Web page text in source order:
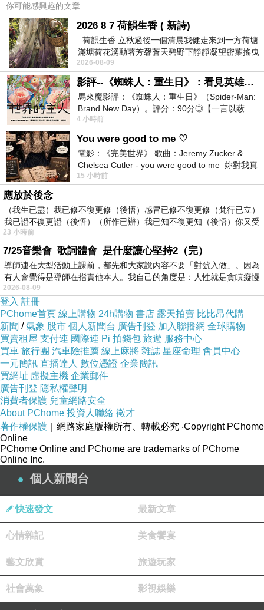
晚上也不會不舒服而難以入眠
太爽了
然後在老娘幾乎每天都去游泳池報到練習、喝
水、嗆到下
那三項自救能力終於考過了！！！！快哭了我
練到手還拐到 馬的．．．我覺得我快變倒三角
了
最近練蛙手練到手臂超酸
然後報paper在兩個禮拜密集的準備
像瘋子一樣,室友不在時就一直自己念ppt錄音計
時
在歡笑與同學們的問答中圓滿結束
現在就剩最後的游泳五十公尺和國考了
親愛的 加油
只要有心 沒什麼事情是辦不到的
好了 該去上那該死的電腦課了.... 現在月黑風高
陰雨綿綿
老娘卻得為了畢業去上電腦課
我最沒興趣的電腦課.....
幸好學校畢業門檻沒有考數學
不然我可能會完蛋
上一篇：快溺死的水母
下一篇：你怎麼一個人?
你可能感興趣的文章
2026 8 7 荷韻生香 ( 新詩)
荷韻生香 立秋過後一個清晨我健走來到一方荷塘
滿塘荷花湧動著芳馨蒼天碧野下靜靜凝望密葉搖曳
幽泉中復有蛙鳴嘓嘓水波裡搖曳
2026-08-09
影評--《蜘蛛人：重生日》：看見英雄的孤獨與重生
馬來魔影評：《蜘蛛人：重生日》（Spider-Man:
Brand New Day）。評分：90分◎【一言以蔽
之】：一個失去一切的英雄，學會放下孤獨、
4 小時前
You were good to me ♡
電影：《完美世界》 歌曲：Jeremy Zucker &
Chelsea Cutler - you were good to me 妳對我真
好 因
15 小時前
應放於後念
（我生已盡）我已修不復更修（後悟）感冒已修不復更修（梵行已立）
我已證不復更證（後悟）（所作已辦）我已知不復更知（後悟）你又受
23 小時前
7/25音樂會_歌詞體會_是什麼讓心堅持2（完）
導師連在大型活動上課前，都先和大家說內容不要「對號入做」。因為
有人會覺得是導師在指責他本人。我自己的角度是：人性就是貪瞋癡慢
2026-08-09
登入 註冊
PChome首頁 線上購物 24h購物 書店 露天拍賣 比比昂代購
新聞 /氣象 股市 個人新聞台 廣告刊登 加入聯播網 全球購物
買賣租屋 支付連 國際連 Pi 拍錢包 旅遊 服務中心
買車 旅行團 汽車險推薦 線上麻將 雜誌 星座命理 會員中心
一元簡訊 直播達人 數位憑證 企業簡訊
買網址 虛擬主機 企業郵件
廣告刊登 隱私權聲明
消費者保護 兒童網路安全
About PChome 投資人聯絡 徵才
著作權保護 ｜網路家庭版權所有、轉載必究 ‧Copyright PChome
Online
PChome Online and PChome are trademarks of PChome
Online Inc.
個人新聞台
快速發文 最新文章
心情雜記 美食饗宴
藝文欣賞 旅遊玩家
社會萬象 影視娛樂